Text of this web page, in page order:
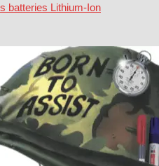
batteries Lithium-Ion